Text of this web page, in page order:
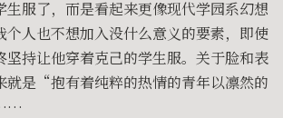
生服了，而是看起来更像现代学园系幻想
个人也不想加入没什么意义的要素，即使
坚持让他穿着克己的学生服。关于脸和表
就是“抱有着纯粹的热情的青年以凛然的